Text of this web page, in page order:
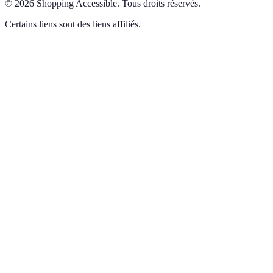
© 2026 Shopping Accessible. Tous droits réservés.
Certains liens sont des liens affiliés.